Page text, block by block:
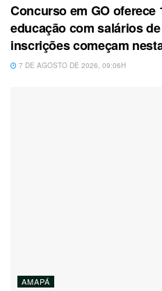
Concurso em GO oferece
educação com salários de
inscrições começam
7 DE AGOSTO DE 2026, 09:06H
AMAPÁ